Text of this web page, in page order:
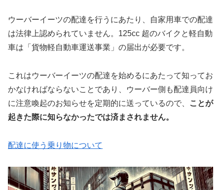
ウーバーイーツの配達を行うにあたり、自家用車での配達
は法律上認められていません。125cc 超のバイクと軽自動
車は「貨物軽自動車運送事業」の届出が必要です。
これはウーバーイーツの配達を始めるにあたって知ってお
かなければならないことであり、ウーバー側も配達員向け
に注意喚起のお知らせを定期的に送っているので、
ことが
起きた際に知らなかったでは済まされません。
配達に使う乗り物について